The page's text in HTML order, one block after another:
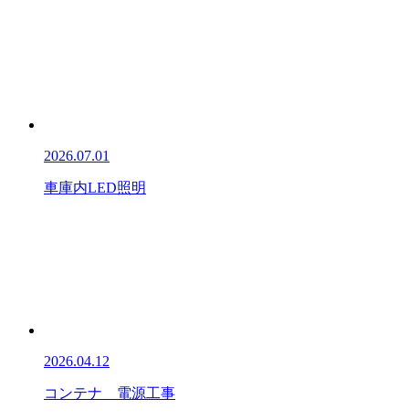
2026.07.01
車庫内LED照明
2026.04.12
コンテナ 電源工事